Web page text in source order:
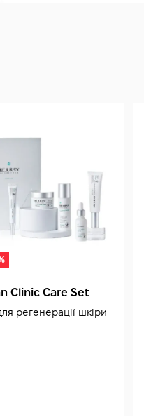
Clinic Care Set
регенерації шкіри